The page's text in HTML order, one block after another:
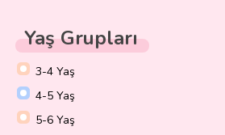
Yaş Grupları
3-4 Yaş
4-5 Yaş
5-6 Yaş